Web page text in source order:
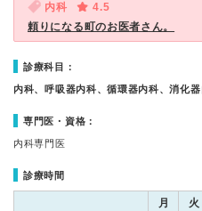
内科
4.5
頼りになる町のお医者さん。
診療科目：
内科、呼吸器内科、循環器内科、消化
専門医・資格：
内科専門医
診療時間
月 火